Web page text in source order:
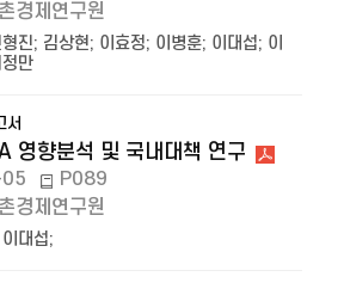
경제연구원
진; 김상현; 이효정; 이병훈; 이대섭; 이
만
서
영향분석 및 국내대책 연구
P089
경제연구원
이대섭;